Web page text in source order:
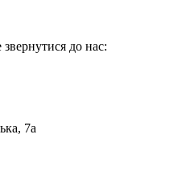
до нас:
7а